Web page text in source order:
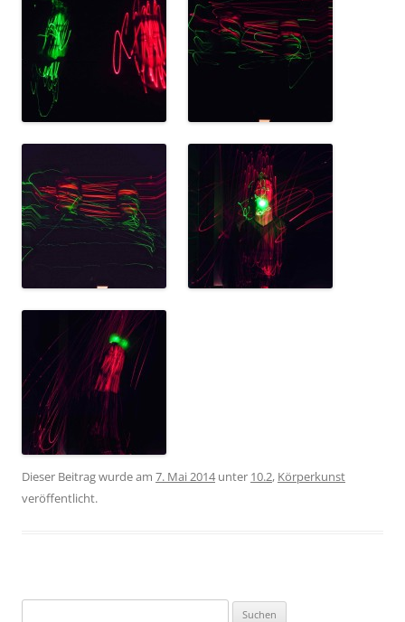
Dieser Beitrag wurde am 7. Mai 2014unter 10.2, Körperkunst
veröffentlicht.